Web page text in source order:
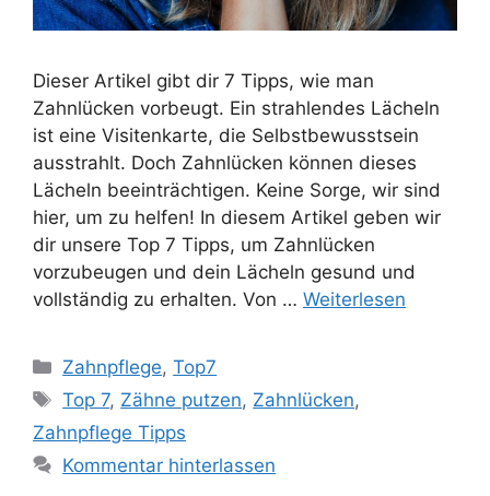
Dieser Artikel gibt dir 7 Tipps, wie man
Zahnlücken vorbeugt. Ein strahlendes Lächeln
ist eine Visitenkarte, die Selbstbewusstsein
ausstrahlt. Doch Zahnlücken können dieses
Lächeln beeinträchtigen. Keine Sorge, wir sind
hier, um zu helfen! In diesem Artikel geben wir
dir unsere Top 7 Tipps, um Zahnlücken
vorzubeugen und dein Lächeln gesund und
vollständig zu erhalten. Von … Weiterlesen
Kategorien
Zahnpflege,Top7
Schlagwörter
Top 7, Zähne putzen, Zahnlücken,
Zahnpflege Tipps
Kommentar hinterlassen